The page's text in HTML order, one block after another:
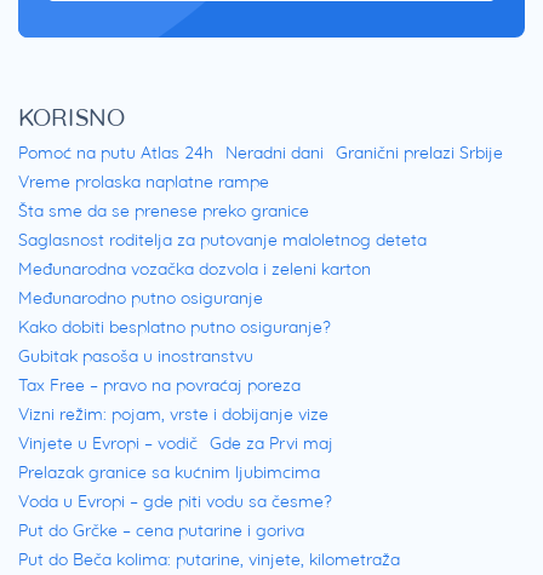
KORISNO
Pomoć na putu Atlas 24h Neradni dani
Granični prelazi Srbije
Vreme prolaska naplatne rampe
Šta sme da se prenese preko granice
Saglasnost roditelja za putovanje maloletnog deteta
Međunarodna vozačka dozvola i zeleni karton
Međunarodno putno osiguranje
Kako dobiti besplatno putno osiguranje?
Gubitak pasoša u inostranstvu
Tax Free – pravo na povraćaj poreza
Vizni režim: pojam, vrste i dobijanje vize
Vinjete u Evropi – vodič Gde za Prvi maj
Prelazak granice sa kućnim ljubimcima
Voda u Evropi – gde piti vodu sa česme?
Put do Grčke – cena putarine i goriva
Put do Beča kolima: putarine, vinjete, kilometraža